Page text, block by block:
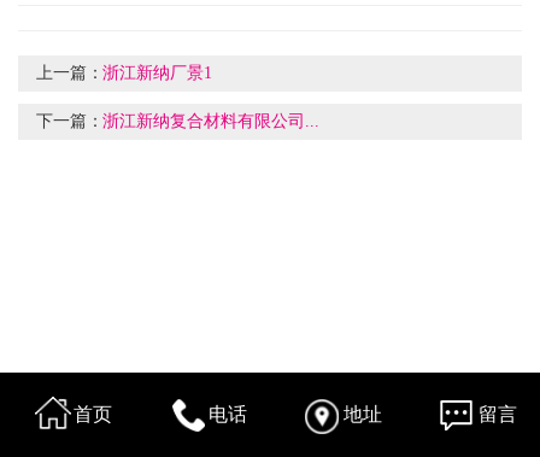
上一篇：浙江新纳厂景1
下一篇：浙江新纳复合材料有限公司...
首页 电话 地址 留言